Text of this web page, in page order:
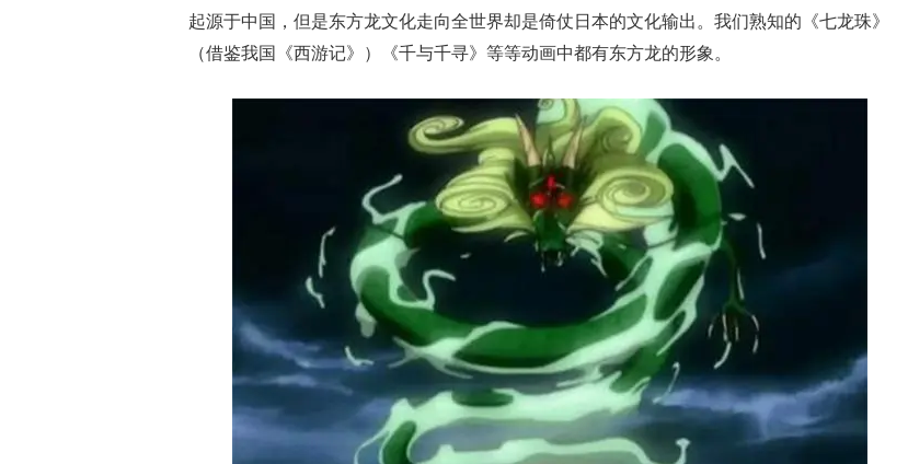
起源于中国，但是东方龙文化走向全世界却是倚仗日本的文化输出。我们熟知的《七龙珠》
（借鉴我国《西游记》）《千与千寻》等等动画中都有东方龙的形象。